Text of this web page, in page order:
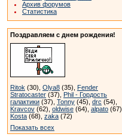
Архив форумов
Статистика
Поздравляем с днем рождения!
Ritok (30), Olya8 (35), Fender
Stratocaster (37), Phil - Гордость
галактики (37), Tonny (45), drc (54),
Kravcov (62), oldwise (64), alpato (67),
Kosta (68), zaka (72)
Показать всех